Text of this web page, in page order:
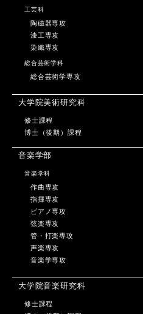
工芸科
陶磁器専攻
漆工専攻
染織専攻
総合芸術学科
総合芸術学専攻
大学院美術研究科
修士課程
博士（後期）課程
音楽学部
音楽学科
作曲専攻
指揮専攻
ピアノ専攻
弦楽専攻
管・打楽専攻
声楽専攻
音楽学専攻
大学院音楽研究科
修士課程